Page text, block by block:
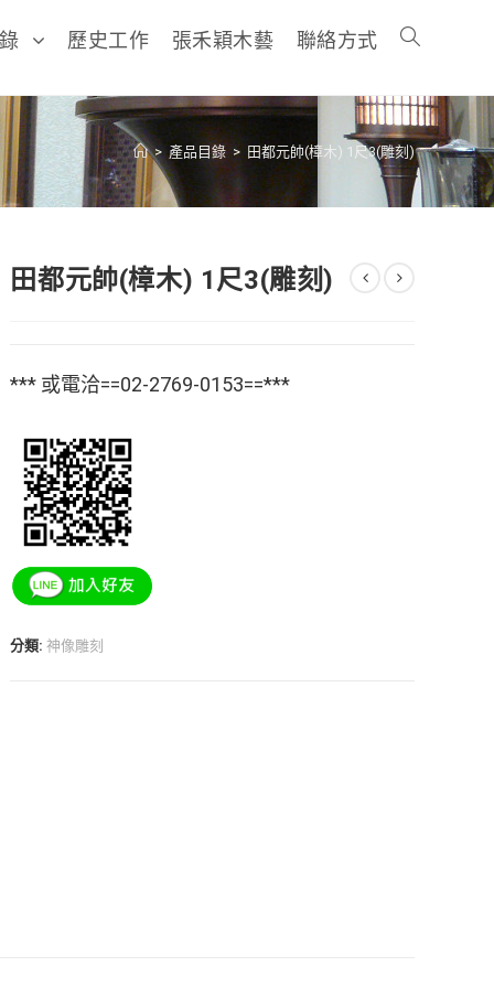
歷史工作 張禾穎木藝 聯絡方式
> 產品目錄 > 田都元帥(樟木) 1尺3(雕刻)
田都元帥(樟木) 1尺3(雕刻)
*** 或電洽==02-2769-0153==***
分類:神像雕刻